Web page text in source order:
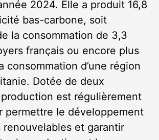
2024. Elle a produit 16,8
bas-carbone, soit
la consommation de 3,3
français ou encore plus
consommation d’une région
Dotée de deux
est régulièrement
permettre le développement
renouvelables et garantir